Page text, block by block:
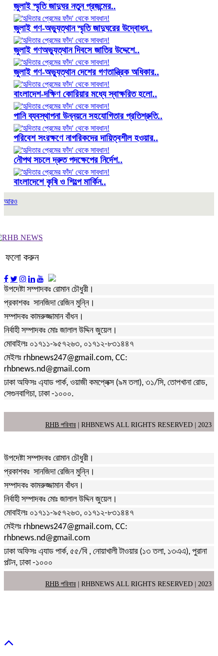
জুলাই স্মৃতি জাদুঘর নতুন প্রজন্মের..
জুলাই গণ-অভ্যুত্থান স্মৃতি জাদুঘরের উদ্বোধন..
জুলাই গণঅভ্যুত্থান দিবসে জাতির উদ্দেশে..
জুলাই গণ-অভ্যুত্থান দেশের গণতান্ত্রিক অধিকার..
বাংলাদেশ-দক্ষিণ কোরিয়ার মধ্যে স্বাক্ষরিত হলো..
পানি ব্যবস্থাপনা উন্নয়নে সহযোগিতার প্রতিশ্রুতি..
পরিবেশ সংরক্ষণে নাগরিকদের দায়িত্বশীল হওয়ার..
নৌপথ সচলে দ্রুত পদক্ষেপের নির্দেশ..
বাংলাদেশে কৃষি ও শিল্পে মার্কিন..
আরও
ফলো করুন
উপদেষ্টা সম্পাদকঃ রোমান চৌধুরী।
প্রকাশকঃ সানজিদা রেজিন মুন্নি।
সম্পাদকঃ কামরুজ্জামান বাঁধন।
নির্বাহী সম্পাদকঃ মোঃ জালাল উদ্দিন জুয়েল।
মোবাইলঃ ০১৭১১-৯৫৭২৬৩, ০১৭১২-৮৩১৪৪৭
মেইলঃ rhbnews247@gmail.com, CC:
rhbnews.nd@gmail.com
ঢাকা অফিসঃ এ্যাড পার্ক, ওয়াজী কমপ্লেক্স (৯ম তলা), ৩১/সি, তোপখানা রোড,
সেগুনবাগিচা, ঢাকা -১০০০.
RHB পরিবার | RHBNEWS ALL RIGHTS RESERVED | 2023
উপদেষ্টা সম্পাদকঃ রোমান চৌধুরী।
প্রকাশকঃ সানজিদা রেজিন মুন্নি।
সম্পাদকঃ কামরুজ্জামান বাঁধন।
নির্বাহী সম্পাদকঃ মোঃ জালাল উদ্দিন জুয়েল।
মোবাইলঃ ০১৭১১-৯৫৭২৬৩, ০১৭১২-৮৩১৪৪৭
মেইলঃ rhbnews247@gmail.com, CC:
rhbnews.nd@gmail.com
ঢাকা অফিসঃ এ্যাড পার্ক, ৫৫/বি , নোয়াখালী টাওয়ার (১৩ তলা, ১৩এএ), পুরানা
পল্টন, ঢাকা -১০০০
RHB পরিবার | RHBNEWS ALL RIGHTS RESERVED | 2023